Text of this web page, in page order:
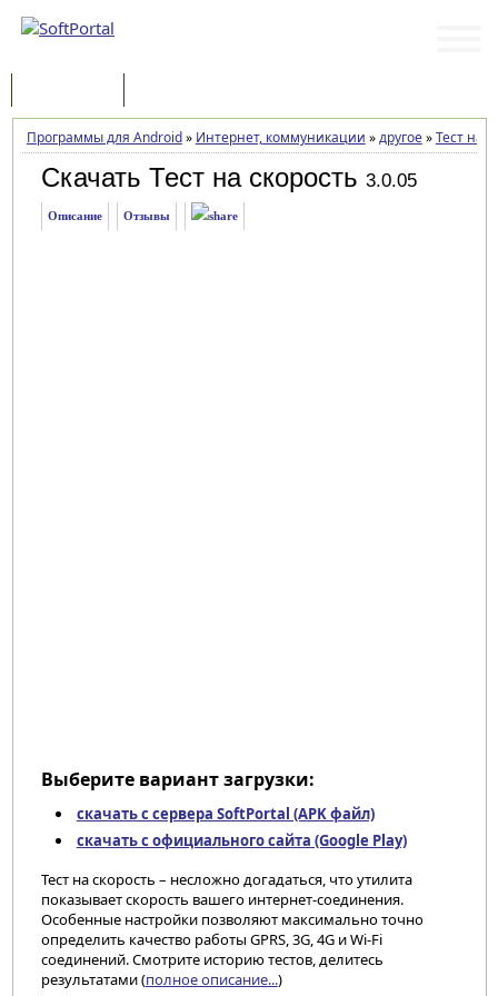
Программы для Android» Интернет, коммуникации »другое»Тест на
Скачать Тест на скорость 3.0.05
Описание Отзывы
Выберите вариант загрузки:
скачать с сервера SoftPortal (APK файл)
скачать с официального сайта (Google Play)
Тест на скорость – несложно догадаться, что утилита
показывает скорость вашего интернет-соединения.
Особенные настройки позволяют максимально точно
определить качество работы GPRS, 3G, 4G и Wi-Fi
соединений. Смотрите историю тестов, делитесь
результатами (полное описание...)